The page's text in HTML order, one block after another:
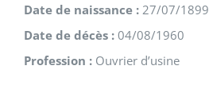
Date de naissance : 27/07/1899
Date de décès : 04/08/1960
Profession : Ouvrier d’usine